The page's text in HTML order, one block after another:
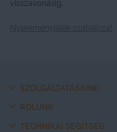
visszavonásig.
Nyereményjáték szabályzat
SZOLGÁLTATÁSAINK
RÓLUNK
TECHNIKAI SEGÍTSÉG